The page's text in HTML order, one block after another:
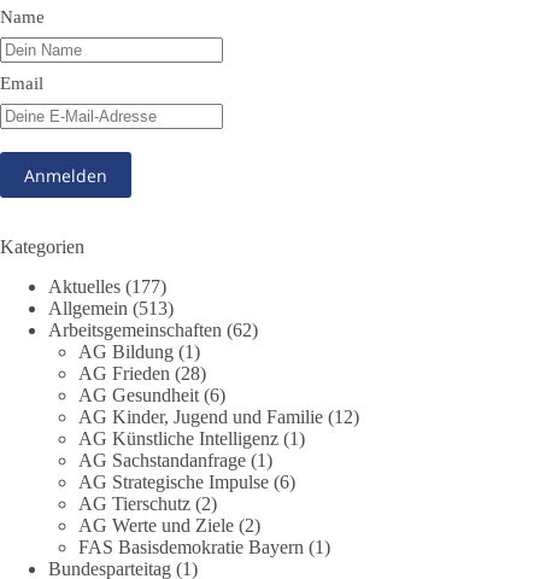
Auch in Deutschland warten viele Menschen bis heute auf
Antworten:
❓ Wie wurden politische Entscheidungen getroffen?
❓ Welche Maßnahmen waren notwendig und welche nicht?
Folgen für Kinder, Familien, Unternehmen und das Vertrauen
in unseren Rechtsstaat?
🟩🟩🟦🟦🟥🟥🟧🟧
Eine demokratische Gesellschaft lebt nicht davon, unbequeme
Fragen zu vermeiden. Sie lebt davon, Fragen offen zu stellen
und transparent zu beantworten.
dieBasis fordert deshalb weiterhin eine unabhängige,
vollständige und transparente Aufarbeitung der Corona-Politik.
Ohne Denkverbote, ohne Vorverurteilungen und ohne Tabus.
Quellen: https://apnews.com/article/fauci-diaries-covid-origins-
rand-paul-6b25da9f75a0becbaf2886ab22643e67
https://www.tichyseinblick.de/kolumnen/aus-aller-welt/usa-
Name
Email
Kategorien
Aktuelles (177)
Allgemein (513)
Arbeitsgemeinschaften (62)
AG Bildung (1)
AG Frieden (28)
AG Gesundheit (6)
AG Kinder, Jugend und Familie (12)
AG Künstliche Intelligenz (1)
AG Sachstandanfrage (1)
AG Strategische Impulse (6)
AG Tierschutz (2)
AG Werte und Ziele (2)
FAS Basisdemokratie Bayern (1)
Bundesparteitag (1)